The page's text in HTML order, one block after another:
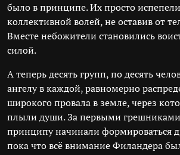
было в принципе. Их просто
коллективной волей, не оставив от
Вместе небожители становились
силой.
А теперь десять групп, по десять
ангелу в каждой, равномерно
широкого провала в земле, через
плыли души. За первыми
принципу начинали формироваться
пока что всё внимание Филандера